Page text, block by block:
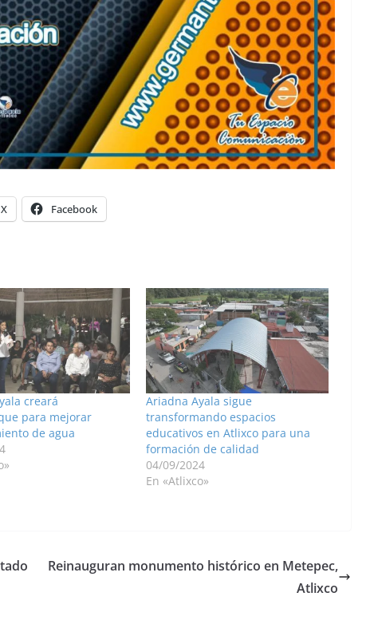
X Facebook
creará
para mejorar
de agua
Ariadna Ayala sigue
transformando espacios
educativos en Atlixco para una
formación de calidad
04/09/2024
En «Atlixco»
Reinauguran monumento histórico en Metepec,
Atlixco